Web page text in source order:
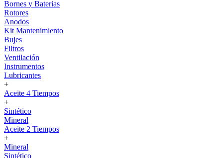
Bornes y Baterias
Rotores
Anodos
Kit Mantenimiento
Bujes
Filtros
Ventilación
Instrumentos
Lubricantes
+
Aceite 4 Tiempos
+
Sintético
Mineral
Aceite 2 Tiempos
+
Mineral
Sintético